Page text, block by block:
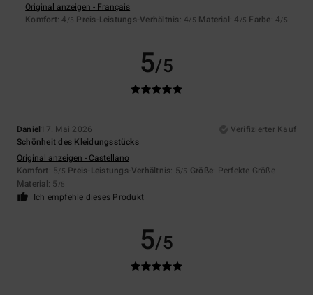
Original anzeigen - Français
Komfort: 4 /5 Preis-Leistungs-Verhältnis: 4/5 Material: 4 /5 Farbe: 4/5
5/5
Daniel17. Mai 2026
Verifizierter Kauf
Schönheit des Kleidungsstücks
Original anzeigen - Castellano
Komfort: 5/5 Preis-Leistungs-Verhältnis: 5/5 Größe: Perfekte Größe
Material: 5 /5
Ich empfehle dieses Produkt
5/5